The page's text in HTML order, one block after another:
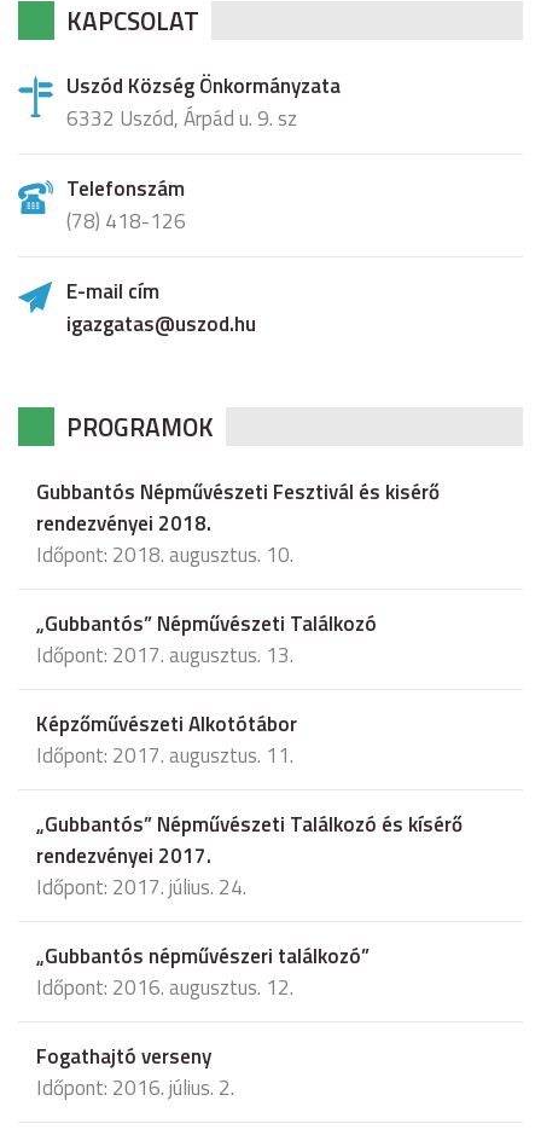
KAPCSOLAT
Uszód Község Önkormányzata
6332 Uszód, Árpád u. 9. sz
Telefonszám
(78) 418-126
E-mail cím
igazgatas@uszod.hu
PROGRAMOK
Gubbantós Népművészeti Fesztivál és kisérő
rendezvényei 2018.
Időpont: 2018. augusztus. 10.
„Gubbantós” Népművészeti Találkozó
Időpont: 2017. augusztus. 13.
Képzőművészeti Alkotótábor
Időpont: 2017. augusztus. 11.
„Gubbantós” Népművészeti Találkozó és kísérő
rendezvényei 2017.
Időpont: 2017. július. 24.
„Gubbantós népművészeri találkozó”
Időpont: 2016. augusztus. 12.
Fogathajtó verseny
Időpont: 2016. július. 2.